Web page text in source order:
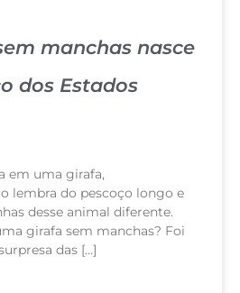
manchas nasce
dos Estados
em uma girafa,
lembra do pescoço longo e
desse animal diferente.
girafa sem manchas? Foi
das […]